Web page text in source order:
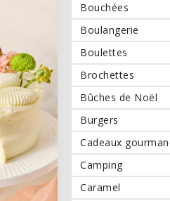
Bouchées
Boulangerie
Boulettes
Brochettes
Bûches de Noël
Burgers
Cadeaux
Camping
Caramel